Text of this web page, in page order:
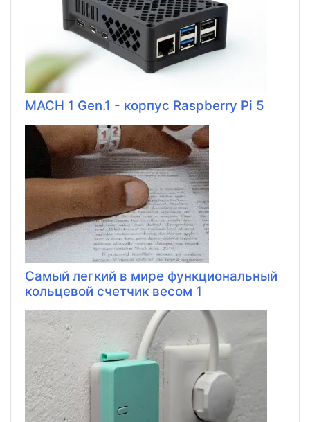
MACH 1 Gen.1 - корпус Raspberry Pi 5
Самый легкий в мире функциональный
кольцевой счетчик весом 1